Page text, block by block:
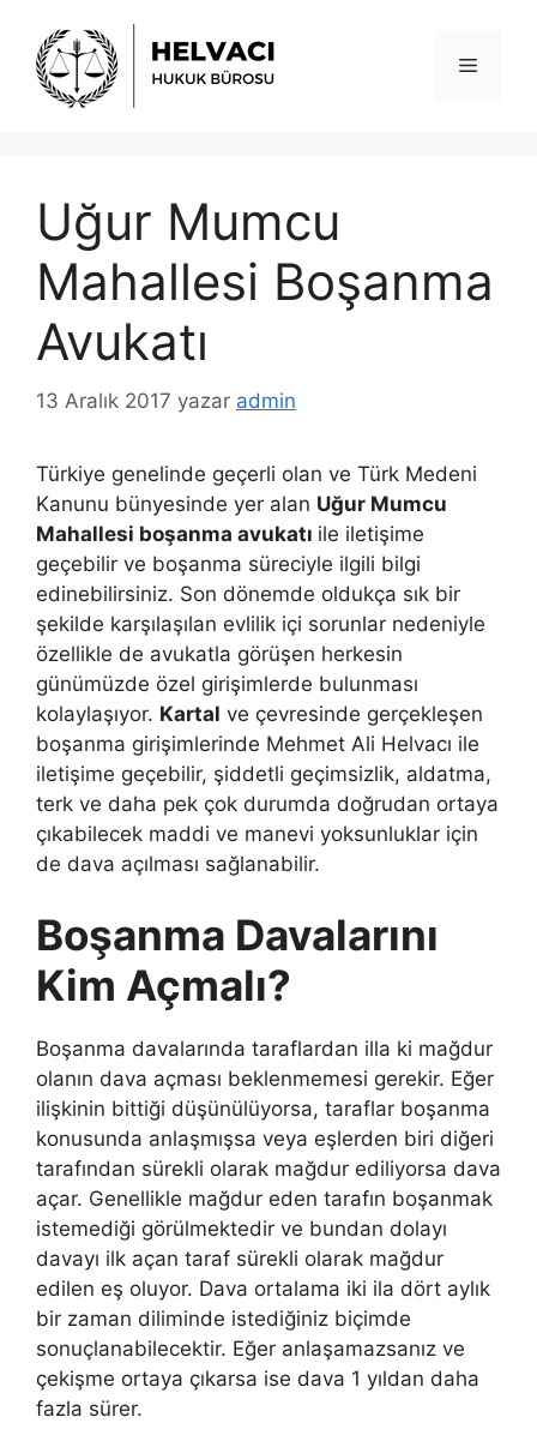
Menü
Uğur Mumcu
Mahallesi Boşanma
Avukatı
13 Aralık 2017 yazar admin
Türkiye genelinde geçerli olan ve Türk Medeni
Kanunu bünyesinde yer alan Uğur Mumcu
Mahallesi boşanma avukatı ile iletişime
geçebilir ve boşanma süreciyle ilgili bilgi
edinebilirsiniz. Son dönemde oldukça sık bir
şekilde karşılaşılan evlilik içi sorunlar nedeniyle
özellikle de avukatla görüşen herkesin
günümüzde özel girişimlerde bulunması
kolaylaşıyor. Kartal ve çevresinde gerçekleşen
boşanma girişimlerinde Mehmet Ali Helvacı ile
iletişime geçebilir, şiddetli geçimsizlik, aldatma,
terk ve daha pek çok durumda doğrudan ortaya
çıkabilecek maddi ve manevi yoksunluklar için
de dava açılması sağlanabilir.
Boşanma Davalarını
Kim Açmalı?
Boşanma davalarında taraflardan illa ki mağdur
olanın dava açması beklenmemesi gerekir. Eğer
ilişkinin bittiği düşünülüyorsa, taraflar boşanma
konusunda anlaşmışsa veya eşlerden biri diğeri
tarafından sürekli olarak mağdur ediliyorsa dava
açar. Genellikle mağdur eden tarafın boşanmak
istemediği görülmektedir ve bundan dolayı
davayı ilk açan taraf sürekli olarak mağdur
edilen eş oluyor. Dava ortalama iki ila dört aylık
bir zaman diliminde istediğiniz biçimde
sonuçlanabilecektir. Eğer anlaşamazsanız ve
çekişme ortaya çıkarsa ise dava 1 yıldan daha
fazla sürer.